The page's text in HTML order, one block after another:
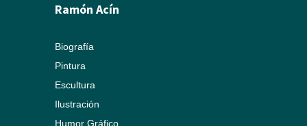
Ramón Acín
Biografía
Pintura
Escultura
Ilustración
Humor Gráfico